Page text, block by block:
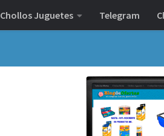
Chollos Juguetes Telegram